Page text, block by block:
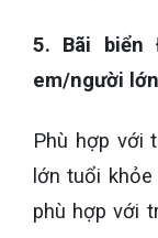
5. Bãi biển
em/người
Phù hợp với
lớn tuổi khỏe
phù hợp với